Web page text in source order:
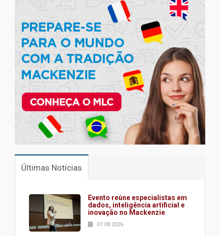
Últimas Notícias
Evento reúne especialistas em
dados, inteligência artificial e
inovação no Mackenzie
07.08.2026